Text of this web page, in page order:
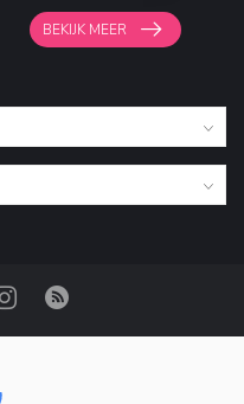
BEKIJK MEER